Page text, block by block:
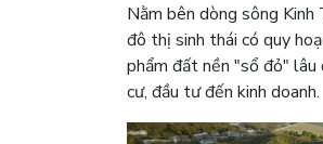
Nằm bên dòng sông
đô thị sinh thái có quy
phẩm đất nền "sổ đỏ"
cư, đầu tư đến kinh doanh.